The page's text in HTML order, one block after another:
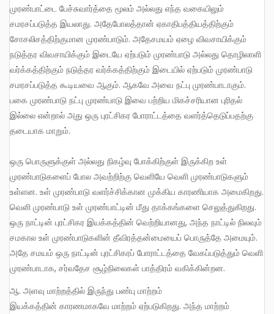
முரண்பாட்டை பேச்சுவார்த்தை மூலம் அல்லது எந்த வகையிலும்
சமரசப்படுத்த இயலாது. அதேபோலத்தான் ஏகாதிபத்தியத்திற்கும்
சோசலிசத்திற்குமான முரண்பாடும். அதேசமயம் ஏழை விவசாயிக்கும்
நடுத்தர விவசாயிக்கும் இடையே ஏற்படும் முரண்பாடு அல்லது தொழிலாளி
வர்க்கத்திற்கும் நடுத்தர வர்க்கத்திற்கும் இடையில் ஏற்படும் முரண்பாடு
சமரசப்படுத்த கூடியவை ஆகும். ஆகவே அவை நட்பு முரண்பாடாகும்.
பகை முரண்பாடு நட்பு முரண்பாடு இவை பற்றிய மிகச்சரியான புரிதல்
இல்லை என்றால் அது ஒரு புரட்சிகர போராட்டத்தை வளர்த்தெடுப்பதற்கு
தடையாக மாறும்.
ஒரு பொருளுக்குள் அல்லது நிகழ்வு போக்கிற்குள் இருக்கிற உள்
முரண்பாடுகளைப் போல அவற்றிற்கு வெளியே வெளி முரண்பாடுகளும்
உள்ளன. உள் முரண்பாடு வளர்ச்சிக்கான முக்கிய காரணியாக அமைகிறது.
வெளி முரண்பாடு உள் முரண்பாட்டின் மீது தாக்கங்களை செலுத்துகிறது.
ஒரு நாட்டின் புரட்சிகர இயக்கத்தின் வெற்றியானது, அந்த நாட்டில் நிலவும்
சமகால உள் முரண்பாடுகளின் தீவிரத்தன்மையைப் பொருத்தே அமையும்.
அதே சமயம் ஒரு நாட்டின் புரட்சிகரப் போராட்டத்தை வேகப்படுத்தும் வெளி
முரண்பாடாக, சர்வதேச சூழ்நிலைகள் பாத்திரம் வகிக்கின்றன.
ஆ. அளவு மாற்றத்தில் இருந்து பண்பு மாற்றம்
இயக்கத்தின் காரணமாகவே மாற்றம் ஏற்படுகிறது. அந்த மாற்றம்